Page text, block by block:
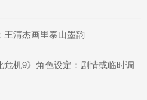
清杰画里泰山墨韵
机9》角色设定：剧情或临时调